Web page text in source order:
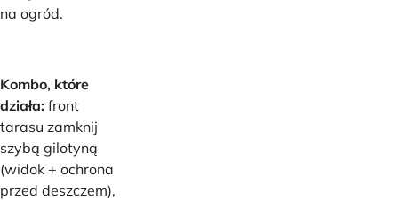
na ogród.
Kombo, które
działa: front
tarasu zamknij
szybą gilotyną
(widok + ochrona
przed deszczem),